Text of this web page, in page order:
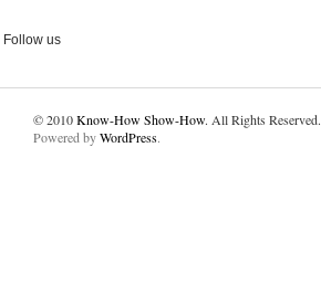
Follow us
© 2010Know-How Show-How. All Rights Reserved.
Powered byWordPress.